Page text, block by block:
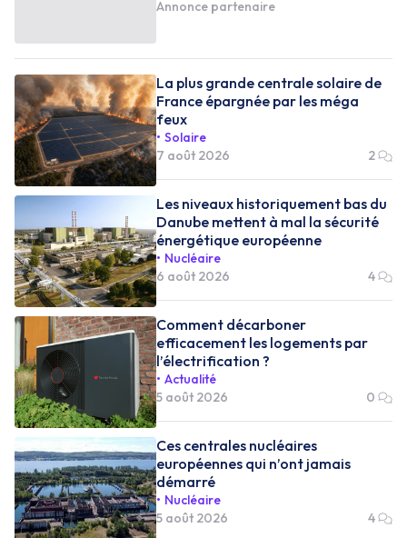
Annonce partenaire
La plus grande centrale solaire de
France épargnée par les méga
feux
Solaire
7 août 2026
2
Les niveaux historiquement bas du
Danube mettent à mal la sécurité
énergétique européenne
Nucléaire
6 août 2026
4
Comment décarboner
efficacement les logements par
l’électrification ?
Actualité
5 août 2026
0
Ces centrales nucléaires
européennes qui n’ont jamais
démarré
Nucléaire
5 août 2026
4